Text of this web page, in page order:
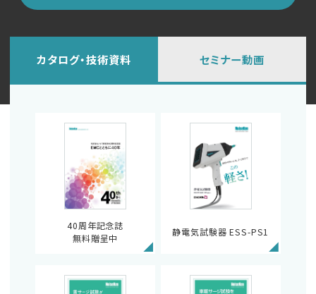
カタログ・技術資料
40周年記念誌
無料贈呈中
静電気試験器 ESS-PS1
セミナー動画